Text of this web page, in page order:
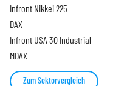
Infront Nikkei 225
DAX
Infront USA 30 Industrial
MDAX
Zum Sektorvergleich